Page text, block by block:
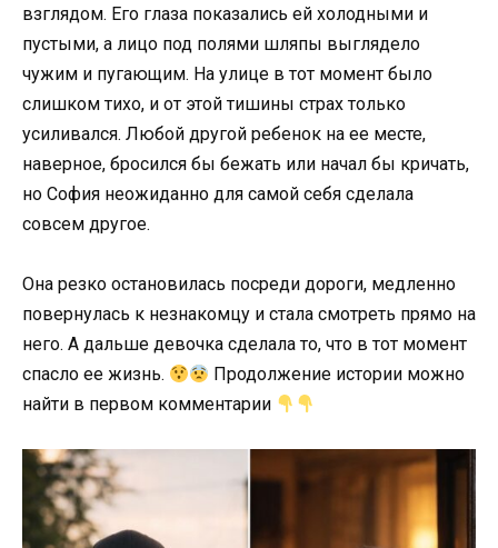
взглядом. Его глаза показались ей холодными и
пустыми, а лицо под полями шляпы выглядело
чужим и пугающим. На улице в тот момент было
слишком тихо, и от этой тишины страх только
усиливался. Любой другой ребенок на ее месте,
наверное, бросился бы бежать или начал бы кричать,
но София неожиданно для самой себя сделала
совсем другое.
Она резко остановилась посреди дороги, медленно
повернулась к незнакомцу и стала смотреть прямо на
него. А дальше девочка сделала то, что в тот момент
спасло ее жизнь.
Продолжение истории можно
найти в первом комментарии